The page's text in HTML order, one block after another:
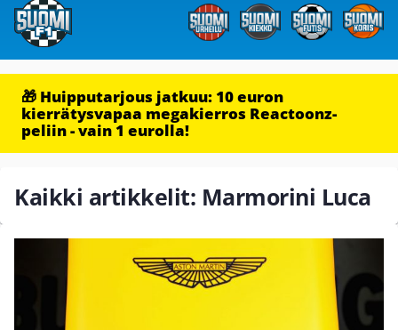
🎁 Huipputarjous jatkuu: 10 euron
kierrätysvapaa megakierros Reactoonz-
peliin - vain 1 eurolla!
Kaikki artikkelit: Marmorini Luca